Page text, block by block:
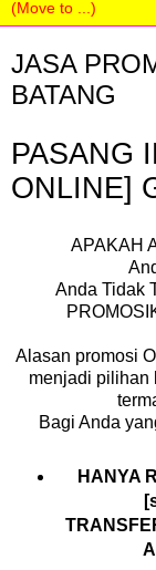
JASA
BATANG
PASANG
ONLINE]
APAKAH
Anda Tidak
Alasan promosi
menjadi pilihan
Bagi Anda
HANYA